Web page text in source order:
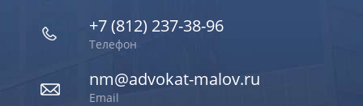
+7 (812) 237-38-96
Телефон
nm@advokat-malov.ru
Email